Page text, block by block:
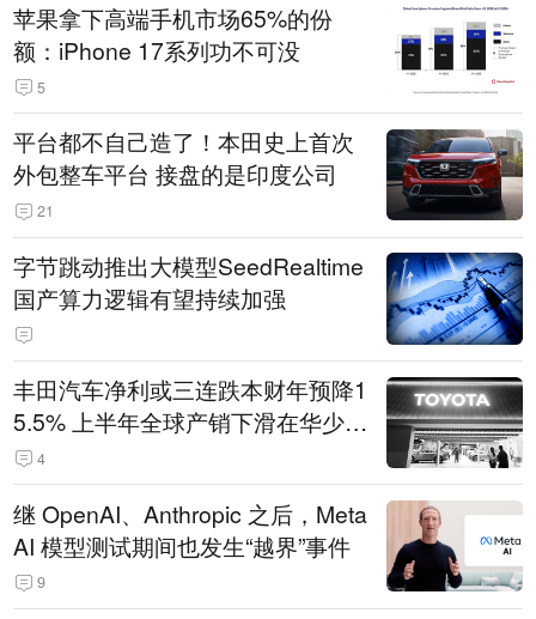
苹果拿下高端手机市场65%的份
额：iPhone 17系列功不可没
5
平台都不自己造了！本田史上首次
外包整车平台 接盘的是印度公司
21
字节跳动推出大模型SeedRealtime
国产算力逻辑有望持续加强
丰田汽车净利或三连跌本财年预降1
5.5% 上半年全球产销下滑在华少卖
14.3万辆
4
继 OpenAI、Anthropic 之后，Meta
AI 模型测试期间也发生“越界”事件
9